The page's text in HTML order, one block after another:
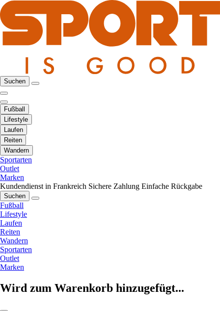
Suchen
Fußball
Lifestyle
Laufen
Reiten
Wandern
Sportarten
Outlet
Marken
Kundendienst in Frankreich Sichere Zahlung Einfache Rückgabe
Suchen
Fußball
Lifestyle
Laufen
Reiten
Wandern
Sportarten
Outlet
Marken
Wird zum Warenkorb hinzugefügt...